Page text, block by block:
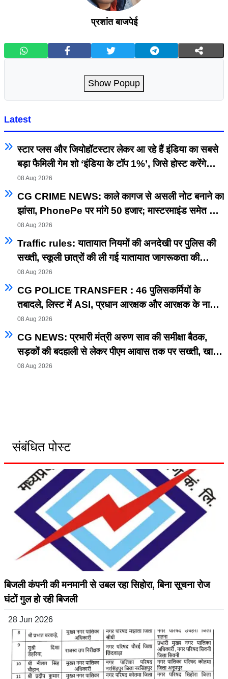
प्रशांत बाजपेई
Show Popup
Latest
स्टार प्लस और जियोहॉटस्टार लेकर आ रहे हैं इंडिया का सबसे
बड़ा फैमिली गेम शो ‘इंडिया के टॉप 1%’, जिसे होस्ट करेंगे
अनिल कपूर, प्रीमियर 5 सितम्बर से
08 Aug 2026
CG CRIME NEWS: काले कागज से असली नोट बनाने का
झांसा, PhonePe पर मांगे 50 हजार; मास्टरमाइंड समेत 3
गिरफ्तार
08 Aug 2026
Traffic rules: यातायात नियमों की अनदेखी पर पुलिस की
सख्ती, स्कूली छात्रों की ली गई यातायात जागरूकता की
पाठशाला
08 Aug 2026
CG POLICE TRANSFER : 46 पुलिसकर्मियों के
तबादले, लिस्ट में ASI, प्रधान आरक्षक और आरक्षक के नाम
शामिल
08 Aug 2026
CG NEWS: प्रभारी मंत्री अरुण साव की समीक्षा बैठक,
सड़कों की बदहाली से लेकर पीएम आवास तक पर सख्ती, खाद-
बीज, बिजली और जल जीवन मिशन की भी समीक्षा
08 Aug 2026
संबंधित पोस्ट
बिजली कंपनी की मनमानी से उबल रहा सिहोरा, बिना सूचना रोज
घंटों गुल हो रही बिजली
28 Jun 2026